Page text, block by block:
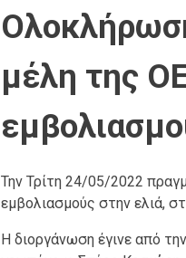
μέλη της
Την Τρίτη 24/05/2022
εμβολιασμούς στην ελιά,
Η διοργάνωση έγινε από